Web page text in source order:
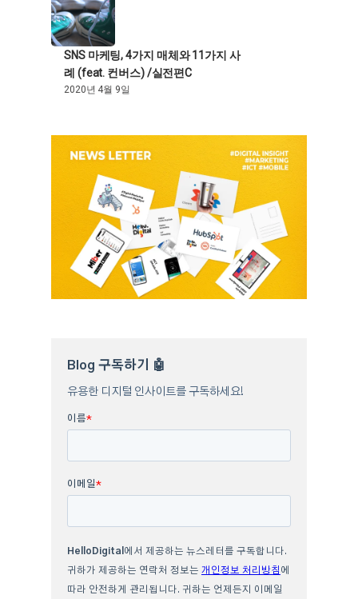
SNS 마케팅, 4가지 매체와 11가지 사
례 (feat. 컨버스) /실전편C
2020년 4월 9일